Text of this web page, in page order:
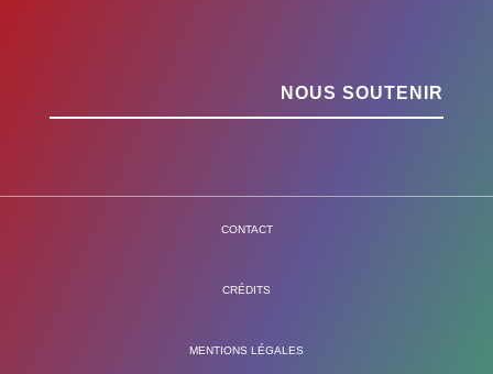
NOUS SOUTENIR
CONTACT
CRÉDITS
MENTIONS LÉGALES